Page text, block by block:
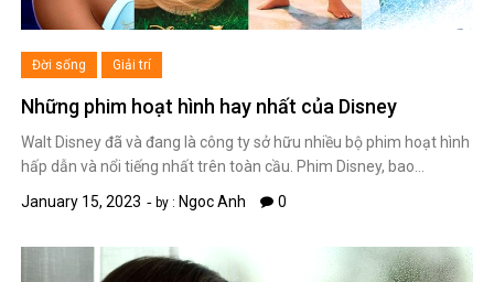
Đời sống Giải trí
Những phim hoạt hình hay nhất của Disney
Walt Disney đã và đang là công ty sở hữu nhiều bộ phim hoạt hình
hấp dẫn và nổi tiếng nhất trên toàn cầu. Phim Disney, bao…
January 15, 2023
by : Ngoc Anh 0